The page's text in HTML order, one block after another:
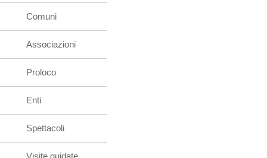
Comuni
Associazioni
Proloco
Enti
Spettacoli
Visite guidate